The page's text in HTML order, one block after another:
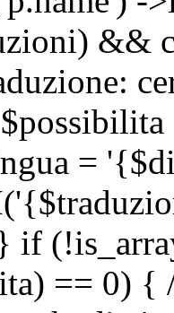
&&
=
if
== 0) {